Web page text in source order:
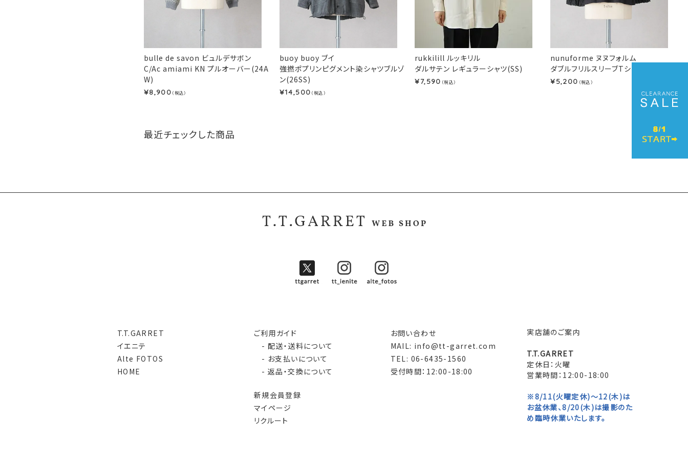
bulle de savon ビュルデサボン
C/Ac amiami KN プルオーバー(24A
W)
¥8,900 （税込）
buoy buoy ブイ
強撚ポプリンピグメント染シャツブルゾ
ン(26SS)
¥14,500 （税込）
rukkilill ルッキリル
ダルサテン レギュラーシャツ(SS)
¥ 7,590 （税込）
nunuforme ヌヌフォルム
ダブルフリルスリーブTシャツ(25AW)
¥ 5,200 （税込）
最近チェックした商品
T.T.GARRET
イエニテ
Alte FOTOS
HOME
ご利用ガイド
- 配送・送料について
- お支払いについて
- 返品・交換について
新規会員登録
マイページ
リクルート
お問い合わせ
MAIL: info@tt-garret.com
TEL: 06-6435-1560
受付時間：12:00-18:00
実店舗のご案内
T.T.GARRET
定休日：火曜
営業時間：12:00-18:00
※8/11(火曜定休)～12(木)は
お盆休業、8/20(木)は撮影のた
め臨時休業いたします。